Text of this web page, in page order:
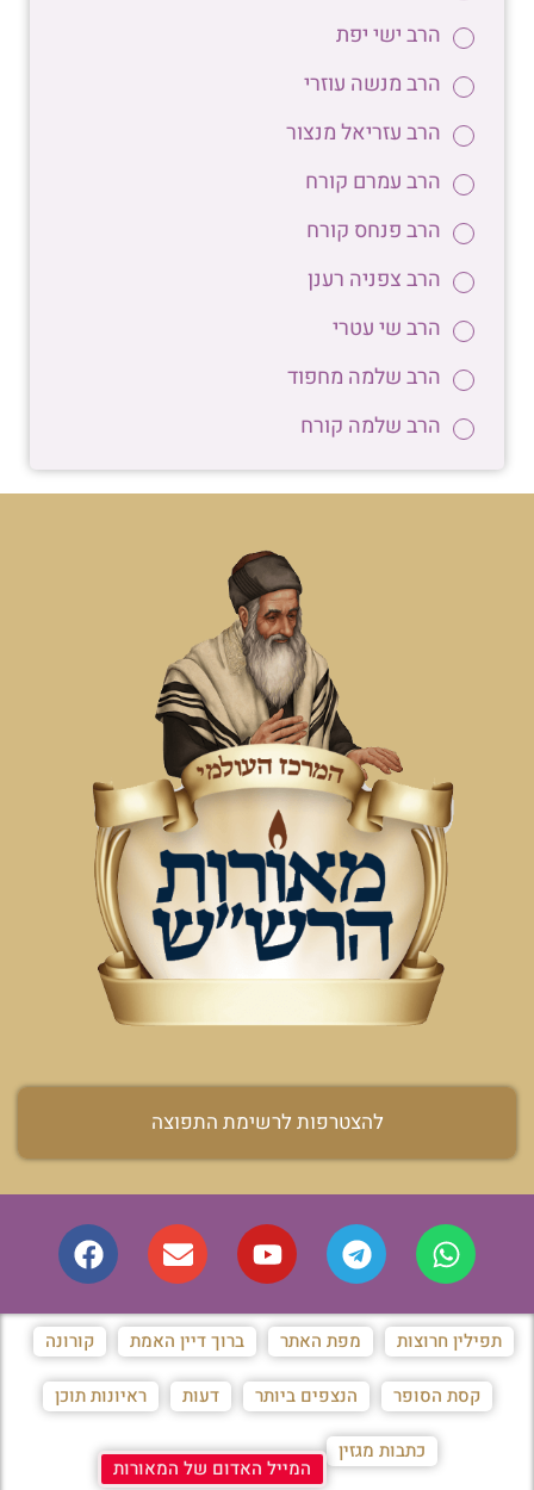
הרב ישי יפת
הרב מנשה עוזרי
הרב עזריאל מנצור
הרב עמרם קורח
הרב פנחס קורח
הרב צפניה רענן
הרב שי עטרי
הרב שלמה מחפוד
הרב שלמה קורח
להצטרפות לרשימת התפוצה
תפילין חרוצות מפת האתר ברוך דיין האמת קורונה
קסת הסופר הנצפים ביותר דעות ראיונות תוכן
כתבות מגזין
המייל האדום של המאורות